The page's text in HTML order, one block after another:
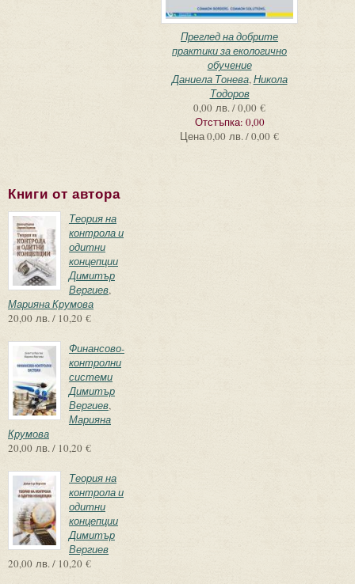
Преглед на добрите
практики за екологично
обучение
Даниела Тонева,Никола
Тодоров
0,00 лв. / 0,00 €
Отстъпка: 0,00
Цена0,00 лв. / 0,00 €
Книги от автора
Теория на
контрола и
одитни
концепции
Димитър
Вергиев,
Марияна Крумова
20,00 лв. / 10,20 €
Финансово-
контролни
системи
Димитър
Вергиев,
Марияна
Крумова
20,00 лв. / 10,20 €
Теория на
контрола и
одитни
концепции
Димитър
Вергиев
20,00 лв. / 10,20 €